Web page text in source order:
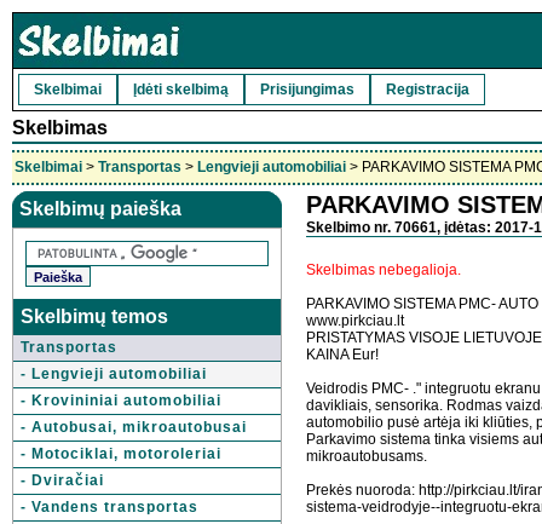
Skelbimai Įdėti skelbimą Prisijungimas Registracija
Skelbimas
Skelbimai > Transportas > Lengvieji automobiliai > PARKAVIMO SISTEMA
Skelbimų paieška
Skelbimų temos
Transportas
- Lengvieji automobiliai
- Krovininiai automobiliai
- Autobusai, mikroautobusai
- Motociklai, motoroleriai
- Dviračiai
- Vandens transportas
PARKAVIMO
Skelbimo nr. 70661, įdėtas: 2017-
Skelbimas nebegalioja.
PARKAVIMO SISTEMA PMC- AUTO
www.pirkciau.lt
PRISTATYMAS VISOJE
KAINA Eur!
Veidrodis PMC- ." integruotu
davikliais, sensorika. Rodmas
automobilio pusė artėja iki kliūties,
Parkavimo sistema tinka visiems
mikroautobusams.
Prekės nuoroda: http://pirkciau.lt/
sistema-veidrodyje--integruotu-